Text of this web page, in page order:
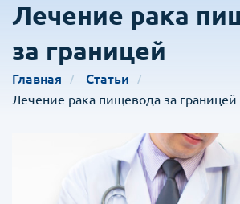
Лечение рака
за границей
Главная
Статьи
Лечение рака пищевода за границей